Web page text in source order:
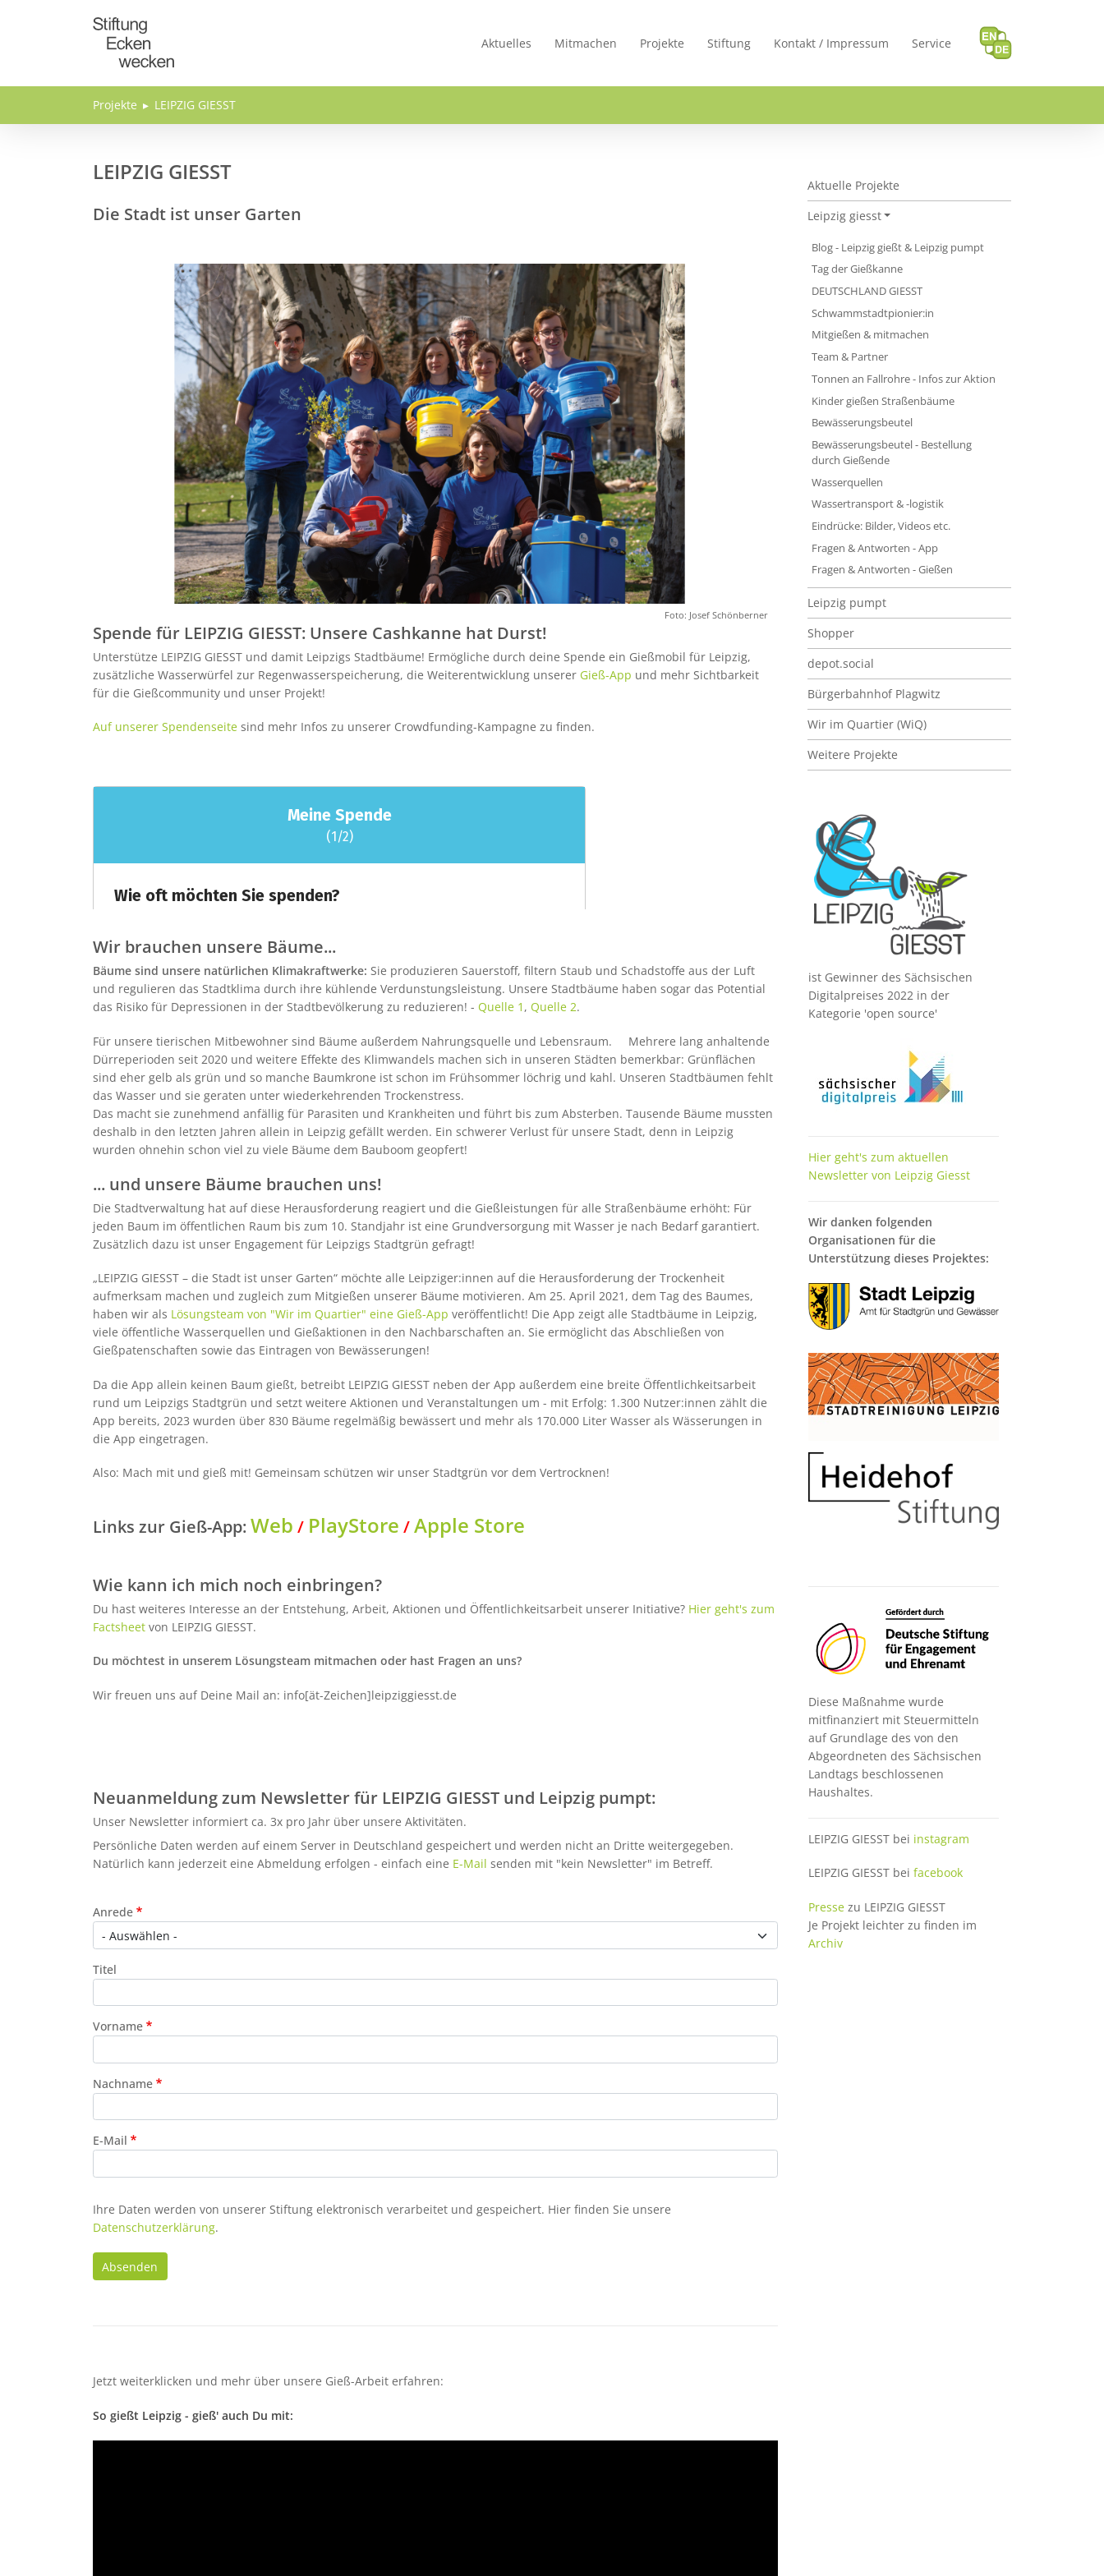
Aktuelles Mitmachen Projekte Stiftung Kontakt / Impressum Service
Projekte LEIPZIG GIESST
LEIPZIG GIESST
Die Stadt ist unser Garten
Foto: Josef Schönberner
Spende für LEIPZIG GIESST: Unsere Cashkanne hat Durst!
Unterstütze LEIPZIG GIESST und damit Leipzigs Stadtbäume! Ermögliche durch deine Spende ein Gießmobil für Leipzig,
zusätzliche Wasserwürfel zur Regenwasserspeicherung, die Weiterentwicklung unserer Gieß-App und mehr Sichtbarkeit
für die Gießcommunity und unser Projekt!
Auf unserer Spendenseitesind mehr Infos zu unserer Crowdfunding-Kampagne zu finden.
Wir brauchen unsere Bäume...
Bäume sind unsere natürlichen Klimakraftwerke: Sie produzieren Sauerstoff, filtern Staub und Schadstoffe aus der Luft
und regulieren das Stadtklima durch ihre kühlende Verdunstungsleistung. Unsere Stadtbäume haben sogar das Potential
das Risiko für Depressionen in der Stadtbevölkerung zu reduzieren! - Quelle 1 , Quelle 2.
Für unsere tierischen Mitbewohner sind Bäume außerdem Nahrungsquelle und Lebensraum. Mehrere lang anhaltende
Dürreperioden seit 2020 und weitere Effekte des Klimwandels machen sich in unseren Städten bemerkbar: Grünflächen
sind eher gelb als grün und so manche Baumkrone ist schon im Frühsommer löchrig und kahl. Unseren Stadtbäumen fehlt
das Wasser und sie geraten unter wiederkehrenden Trockenstress.
Das macht sie zunehmend anfällig für Parasiten und Krankheiten und führt bis zum Absterben. Tausende Bäume mussten
deshalb in den letzten Jahren allein in Leipzig gefällt werden. Ein schwerer Verlust für unsere Stadt, denn in Leipzig
wurden ohnehin schon viel zu viele Bäume dem Bauboom geopfert!
... und unsere Bäume brauchen uns!
Die Stadtverwaltung hat auf diese Herausforderung reagiert und die Gießleistungen für alle Straßenbäume erhöht: Für
jeden Baum im öffentlichen Raum bis zum 10. Standjahr ist eine Grundversorgung mit Wasser je nach Bedarf garantiert.
Zusätzlich dazu ist unser Engagement für Leipzigs Stadtgrün gefragt!
„LEIPZIG GIESST – die Stadt ist unser Garten“ möchte alle Leipziger:innen auf die Herausforderung der Trockenheit
aufmerksam machen und zugleich zum Mitgießen unserer Bäume motivieren. Am 25. April 2021, dem Tag des Baumes,
haben wir als Lösungsteam von "Wir im Quartier" eine Gieß-App veröffentlicht! Die App zeigt alle Stadtbäume in Leipzig,
viele öffentliche Wasserquellen und Gießaktionen in den Nachbarschaften an. Sie ermöglicht das Abschließen von
Gießpatenschaften sowie das Eintragen von Bewässerungen!
Da die App allein keinen Baum gießt, betreibt LEIPZIG GIESST neben der App außerdem eine breite Öffentlichkeitsarbeit
rund um Leipzigs Stadtgrün und setzt weitere Aktionen und Veranstaltungen um - mit Erfolg: 1.300 Nutzer:innen zählt die
App bereits, 2023 wurden über 830 Bäume regelmäßig bewässert und mehr als 170.000 Liter Wasser als Wässerungen in
die App eingetragen.
Also: Mach mit und gieß mit! Gemeinsam schützen wir unser Stadtgrün vor dem Vertrocknen!
Links zur Gieß-App:Web / PlayStore / Apple Store
Wie kann ich mich noch einbringen?
Du hast weiteres Interesse an der Entstehung, Arbeit, Aktionen und Öffentlichkeitsarbeit unserer Initiative? Hier geht's zum
Factsheetvon LEIPZIG GIESST.
Du möchtest in unserem Lösungsteam mitmachen oder hast Fragen an uns?
Wir freuen uns auf Deine Mail an: info[ät-Zeichen]leipziggiesst.de
Neuanmeldung zum Newsletter für LEIPZIG GIESST und Leipzig pumpt:
Unser Newsletter informiert ca. 3x pro Jahr über unsere Aktivitäten.
Persönliche Daten werden auf einem Server in Deutschland gespeichert und werden nicht an Dritte weitergegeben.
Natürlich kann jederzeit eine Abmeldung erfolgen - einfach eine E-Mail senden mit "kein Newsletter" im Betreff.
Anrede
Titel
Vorname
Nachname
E-Mail
Ihre Daten werden von unserer Stiftung elektronisch verarbeitet und gespeichert. Hier finden Sie unsere
Datenschutzerklärung.
Absenden
Jetzt weiterklicken und mehr über unsere Gieß-Arbeit erfahren:
So gießt Leipzig - gieß' auch Du mit:
LEIPZIG GIESST
Aktuelle Projekte
Leipzig giesst
Blog - Leipzig gießt & Leipzig pumpt
Tag der Gießkanne
DEUTSCHLAND GIESST
Schwammstadtpionier:in
Mitgießen & mitmachen
Team & Partner
Tonnen an Fallrohre - Infos zur Aktion
Kinder gießen Straßenbäume
Bewässerungsbeutel
Bewässerungsbeutel - Bestellung
durch Gießende
Wasserquellen
Wassertransport & -logistik
Eindrücke: Bilder, Videos etc.
Fragen & Antworten - App
Fragen & Antworten - Gießen
Leipzig pumpt
Shopper
depot.social
Bürgerbahnhof Plagwitz
Wir im Quartier (WiQ)
Weitere Projekte
Bild
ist Gewinner des Sächsischen
Digitalpreises 2022 in der
Kategorie 'open source'
Hier geht's zum aktuellen
Newsletter von Leipzig Giesst
Wir danken folgenden
Organisationen für die
Unterstützung dieses Projektes:
Bild
Bild
Diese Maßnahme wurde
mitfinanziert mit Steuermitteln
auf Grundlage des von den
Abgeordneten des Sächsischen
Landtags beschlossenen
Haushaltes.
LEIPZIG GIESST bei instagram
LEIPZIG GIESST bei facebook
Pressezu LEIPZIG GIESST
Je Projekt leichter zu finden im
Archiv